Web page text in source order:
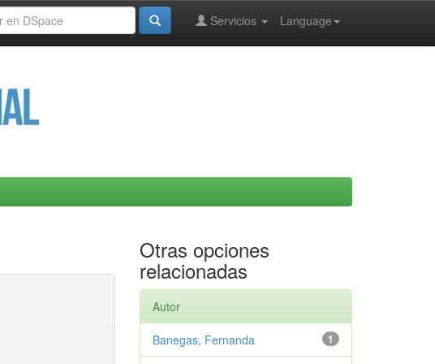
Language
Servicios
Otras opciones
relacionadas
Autor
1
Banegas, Fernanda